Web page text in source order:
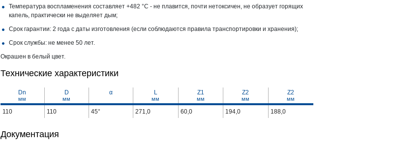
Температура воспламенения составляет +482 °С - не плавится, почти нетоксичен, не образует горящих
капель, практически не выделяет дым;
Срок гарантии: 2 года с даты изготовления (если соблюдаются правила транспортировки и хранения);
Срок службы: не менее 50 лет.
Окрашен в белый цвет.
Технические характеристики
Dn D α L Z1 Z2 Z2
мм мм мм мм мм мм
110 110 45° 271,0 60,0 194,0 188,0
Документация